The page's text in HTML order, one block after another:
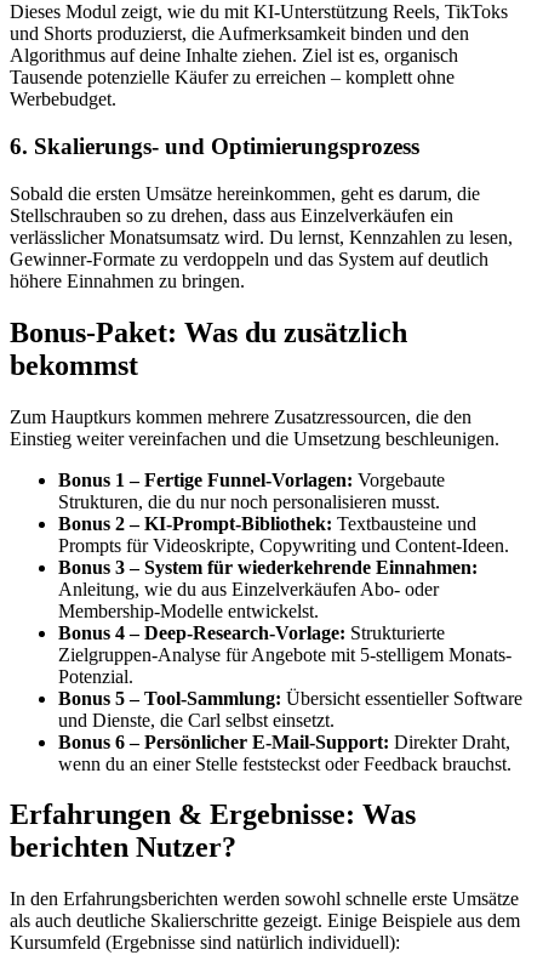
Dieses Modul zeigt, wie du mit KI-Unterstützung Reels, TikToks
und Shorts produzierst, die Aufmerksamkeit binden und den
Algorithmus auf deine Inhalte ziehen. Ziel ist es, organisch
Tausende potenzielle Käufer zu erreichen – komplett ohne
Werbebudget.
6. Skalierungs- und Optimierungsprozess
Sobald die ersten Umsätze hereinkommen, geht es darum, die
Stellschrauben so zu drehen, dass aus Einzelverkäufen ein
verlässlicher Monatsumsatz wird. Du lernst, Kennzahlen zu lesen,
Gewinner-Formate zu verdoppeln und das System auf deutlich
höhere Einnahmen zu bringen.
Bonus-Paket: Was du zusätzlich
bekommst
Zum Hauptkurs kommen mehrere Zusatzressourcen, die den
Einstieg weiter vereinfachen und die Umsetzung beschleunigen.
Bonus 1 – Fertige Funnel-Vorlagen: Vorgebaute
Strukturen, die du nur noch personalisieren musst.
Bonus 2 – KI-Prompt-Bibliothek: Textbausteine und
Prompts für Videoskripte, Copywriting und Content-Ideen.
Bonus 3 – System für wiederkehrende Einnahmen:
Anleitung, wie du aus Einzelverkäufen Abo- oder
Membership-Modelle entwickelst.
Bonus 4 – Deep-Research-Vorlage: Strukturierte
Zielgruppen-Analyse für Angebote mit 5-stelligem Monats-
Potenzial.
Bonus 5 – Tool-Sammlung: Übersicht essentieller Software
und Dienste, die Carl selbst einsetzt.
Bonus 6 – Persönlicher E-Mail-Support: Direkter Draht,
wenn du an einer Stelle feststeckst oder Feedback brauchst.
Erfahrungen & Ergebnisse: Was
berichten Nutzer?
In den Erfahrungsberichten werden sowohl schnelle erste Umsätze
als auch deutliche Skalierschritte gezeigt. Einige Beispiele aus dem
Kursumfeld (Ergebnisse sind natürlich individuell):